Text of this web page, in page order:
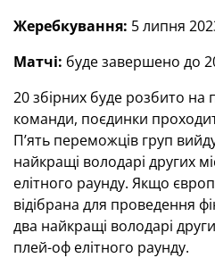
Жеребкування: 5 липня
Матчі: буде завершено до
20 збірних буде розбито на
команди, поєдинки
П’ять переможців груп
найкращі володарі других
елітного раунду. Якщо
відібрана для проведення
два найкращі володарі
плей-оф елітного раунду.